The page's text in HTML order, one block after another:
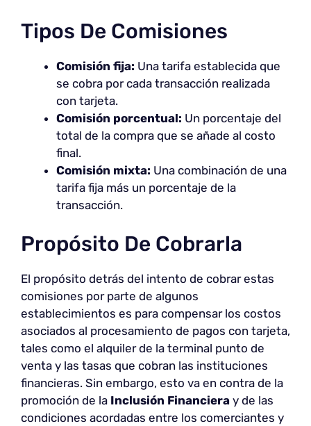
Tipos De Comisiones
Comisión fija: Una tarifa establecida que
se cobra por cada transacción realizada
con tarjeta.
Comisión porcentual: Un porcentaje del
total de la compra que se añade al costo
final.
Comisión mixta: Una combinación de una
tarifa fija más un porcentaje de la
transacción.
Propósito De Cobrarla
El propósito detrás del intento de cobrar estas
comisiones por parte de algunos
establecimientos es para compensar los costos
asociados al procesamiento de pagos con tarjeta,
tales como el alquiler de la terminal punto de
venta y las tasas que cobran las instituciones
financieras. Sin embargo, esto va en contra de la
promoción de la Inclusión Financiera y de las
condiciones acordadas entre los comerciantes y